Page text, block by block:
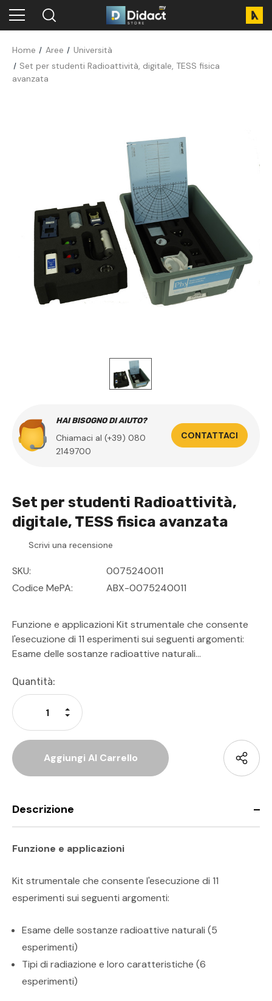
Home Aree
Università
Set per studenti Radioattività, digitale, TESS fisica
avanzata
HAI BISOGNO DI AIUTO?
Chiamaci al (+39) 080
2149700
CONTATTACI
Set per studenti Radioattività,
digitale, TESS fisica avanzata
Scrivi una recensione
SKU:
0075240011
Codice MePA:
ABX-0075240011
Funzione e applicazioni Kit strumentale che consente
l'esecuzione di 11 esperimenti sui seguenti argomenti:
Esame delle sostanze radioattive naturali…
Disponibilità
Attuale:
Quantità:
Diminuisci La Quantità Di Undefined
Aumenta La Quantità Di Undefined
Descrizione
Funzione e applicazioni
Kit strumentale che consente l'esecuzione di 11
esperimenti sui seguenti argomenti:
Esame delle sostanze radioattive naturali (5
esperimenti)
Tipi di radiazione e loro caratteristiche (6
esperimenti)